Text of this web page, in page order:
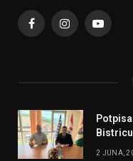
FacebookInstagramYouTube
2 JUNA,